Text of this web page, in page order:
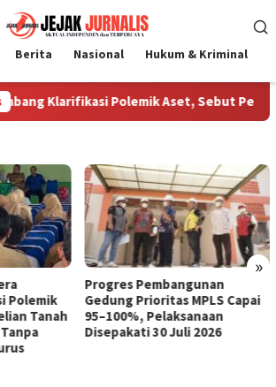
Berita Nasional Hukum & Kriminal
Klarifikasi Polemik Aset, Sebut
»
Polemik
Tanah
Progres Pembangunan
Gedung Prioritas MPLS Capai
95–100%, Pelaksanaan
Disepakati 30 Juli 2026